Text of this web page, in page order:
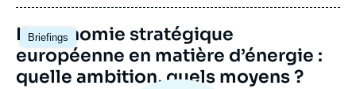
journal,
ou
émission
Briefings
Image
principale
L’autonomie stratégique
européenne en matière d’énergie :
quelle ambition, quels moyens ?